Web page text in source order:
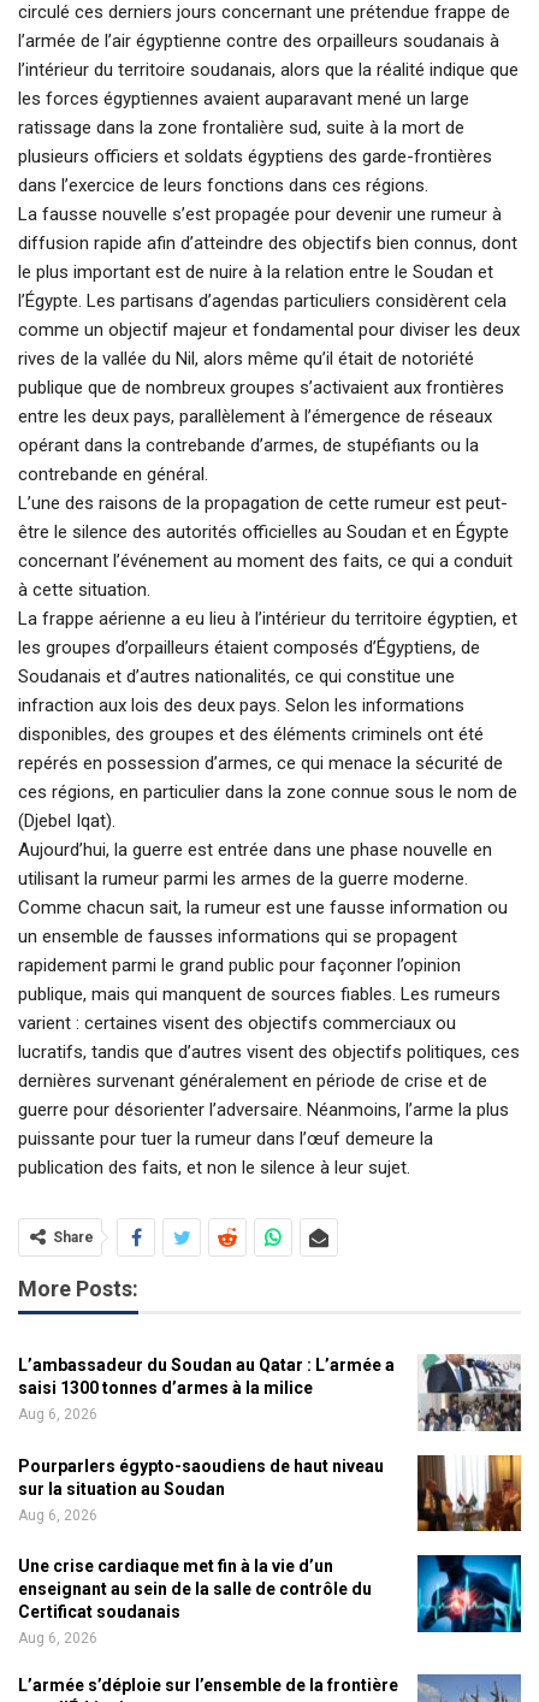
circulé ces derniers jours concernant une prétendue frappe de
l’armée de l’air égyptienne contre des orpailleurs soudanais à
l’intérieur du territoire soudanais, alors que la réalité indique que
les forces égyptiennes avaient auparavant mené un large
ratissage dans la zone frontalière sud, suite à la mort de
plusieurs officiers et soldats égyptiens des garde-frontières
dans l’exercice de leurs fonctions dans ces régions.
La fausse nouvelle s’est propagée pour devenir une rumeur à
diffusion rapide afin d’atteindre des objectifs bien connus, dont
le plus important est de nuire à la relation entre le Soudan et
l’Égypte. Les partisans d’agendas particuliers considèrent cela
comme un objectif majeur et fondamental pour diviser les deux
rives de la vallée du Nil, alors même qu’il était de notoriété
publique que de nombreux groupes s’activaient aux frontières
entre les deux pays, parallèlement à l’émergence de réseaux
opérant dans la contrebande d’armes, de stupéfiants ou la
contrebande en général.
L’une des raisons de la propagation de cette rumeur est peut-
être le silence des autorités officielles au Soudan et en Égypte
concernant l’événement au moment des faits, ce qui a conduit
à cette situation.
La frappe aérienne a eu lieu à l’intérieur du territoire égyptien, et
les groupes d’orpailleurs étaient composés d’Égyptiens, de
Soudanais et d’autres nationalités, ce qui constitue une
infraction aux lois des deux pays. Selon les informations
disponibles, des groupes et des éléments criminels ont été
repérés en possession d’armes, ce qui menace la sécurité de
ces régions, en particulier dans la zone connue sous le nom de
(Djebel Iqat).
Aujourd’hui, la guerre est entrée dans une phase nouvelle en
utilisant la rumeur parmi les armes de la guerre moderne.
Comme chacun sait, la rumeur est une fausse information ou
un ensemble de fausses informations qui se propagent
rapidement parmi le grand public pour façonner l’opinion
publique, mais qui manquent de sources fiables. Les rumeurs
varient : certaines visent des objectifs commerciaux ou
lucratifs, tandis que d’autres visent des objectifs politiques, ces
dernières survenant généralement en période de crise et de
guerre pour désorienter l’adversaire. Néanmoins, l’arme la plus
puissante pour tuer la rumeur dans l’œuf demeure la
publication des faits, et non le silence à leur sujet.
Share
More Posts:
L’ambassadeur du Soudan au Qatar : L’armée a
saisi 1300 tonnes d’armes à la milice
Aug 6, 2026
Pourparlers égypto-saoudiens de haut niveau
sur la situation au Soudan
Aug 6, 2026
Une crise cardiaque met fin à la vie d’un
enseignant au sein de la salle de contrôle du
Certificat soudanais
Aug 6, 2026
L’armée s’déploie sur l’ensemble de la frontière